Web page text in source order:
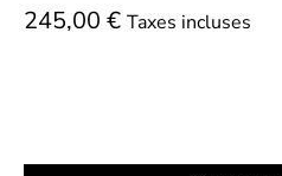
245,00 € Taxes incluses